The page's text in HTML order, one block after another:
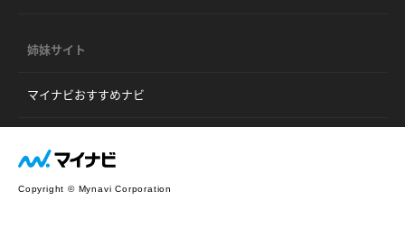
姉妹サイト
マイナビおすすめナビ
Copyright © Mynavi Corporation